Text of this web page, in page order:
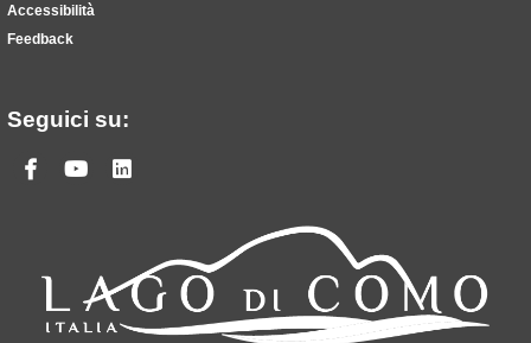
Accessibilità
Feedback
Seguici su:
Facebook
Youtube